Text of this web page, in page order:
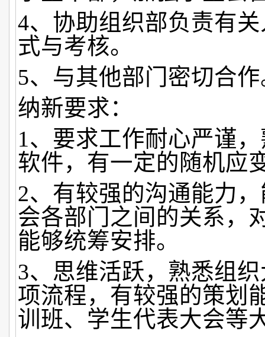
4、协助组织部负责有
式与考核。
5、与其他部门密切合
纳新要求：
1、要求工作耐心严谨
软件，有一定的随机应
2、有较强的沟通能力
会各部门之间的关系，
能够统筹安排。
3、思维活跃，熟悉组
项流程，有较强的策划
训班、学生代表大会等